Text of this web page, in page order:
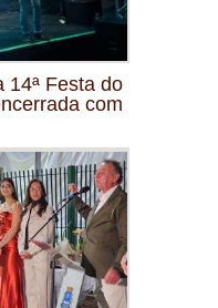
14ª Festa do
com